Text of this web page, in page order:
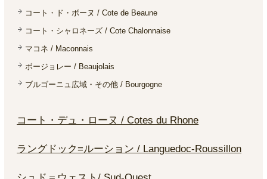
コート・ド・ボーヌ / Cote de Beaune
コート・シャロネーズ / Cote Chalonnaise
マコネ / Maconnais
ボージョレー / Beaujolais
ブルゴーニュ広域・その他 / Bourgogne
コート・デュ・ローヌ / Cotes du Rhone
ラングドック=ルーション / Languedoc-Roussillon